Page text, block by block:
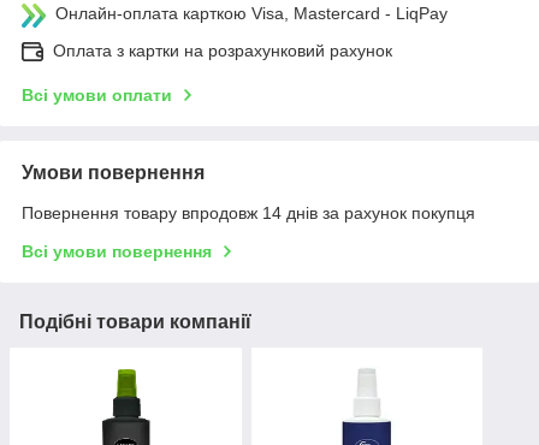
Онлайн-оплата карткою Visa, Mastercard - LiqPay
Оплата з картки на розрахунковий рахунок
Всі умови оплати
Умови повернення
Повернення товару впродовж 14 днів за рахунок покупця
Всі умови повернення
Подібні товари компанії